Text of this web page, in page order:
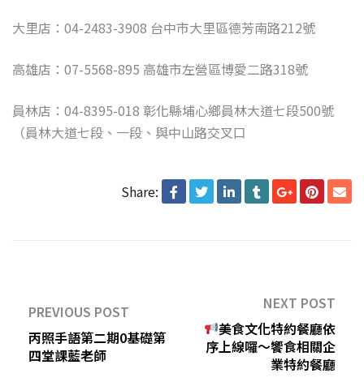
大里店：04-2483-3908 台中市大里區德芳南路212號
高雄店：07-5568-895 高雄市左營區博愛二路318號
員林店：04-8395-018 彰化縣埔心鄉員林大道七段500號
（員林大道七段、一段、與中山路交叉口
Share:
PREVIOUS POST
丙照手語第二期0基礎第
四堂課藍老師
NEXT POST
美食文化特約餐廳依
序上線囉～饗食相關企
業特約餐廳